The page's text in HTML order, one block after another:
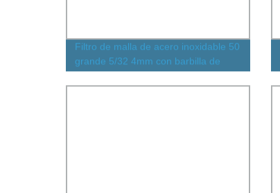
Filtro de malla de acero inoxidable 50
grande 5/32 4mm con barbilla de
manguera de plástico para
purificador de agua en línea